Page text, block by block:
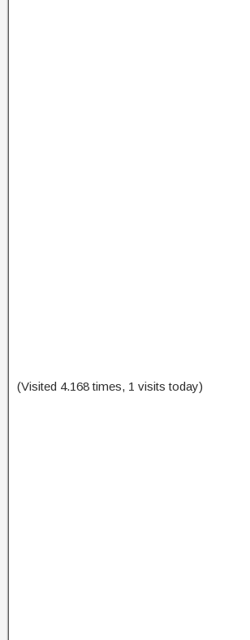
(Visited 4.168 times, 1 visits today)